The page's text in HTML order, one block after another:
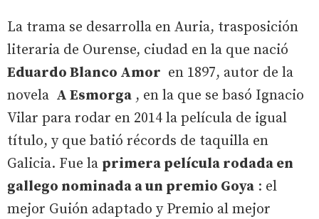
La trama se desarrolla en Auria, trasposición
literaria de Ourense, ciudad en la que nació
Eduardo Blanco Amor en 1897, autor de la
novela A Esmorga , en la que se basó Ignacio
Vilar para rodar en 2014 la película de igual
título, y que batió récords de taquilla en
Galicia. Fue la primera película rodada en
gallego nominada a un premio Goya : el
mejor Guión adaptado y Premio al mejor